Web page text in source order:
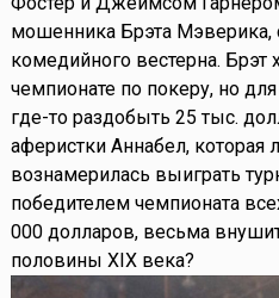
мошенника Брэта Мэверика,
комедийного вестерна. Брэт
чемпионате по покеру, но
где-то раздобыть 25 тыс.
аферистки Аннабел, которая
вознамерилась выиграть
победителем чемпионата
000 долларов, весьма
половины XIX века?